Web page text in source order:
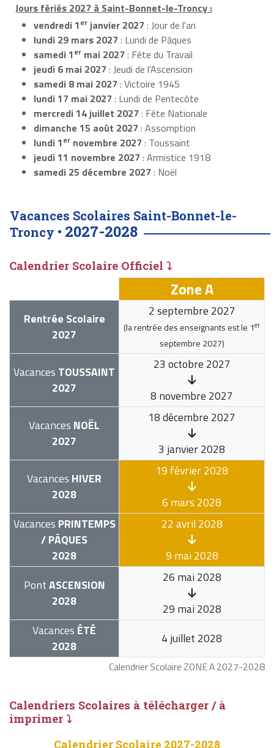
Jours fériés 2027 à Saint-Bonnet-le-Troncy :
vendredi 1er janvier 2027: Jour de l'an
lundi 29 mars 2027: Lundi de Pâques
samedi 1er mai 2027: Fête du Travail
jeudi 6 mai 2027: Jeudi de l'Ascension
samedi 8 mai 2027: Victoire 1945
lundi 17 mai 2027: Lundi de Pentecôte
mercredi 14 juillet 2027: Fête Nationale
dimanche 15 août 2027: Assomption
lundi 1er novembre 2027: Toussaint
jeudi 11 novembre 2027: Armistice 1918
samedi 25 décembre 2027: Noël
Vacances Scolaires Saint-Bonnet-le-
Troncy • 2027-2028
Calendrier Scolaire Officiel ⤵
Calendrier Scolaire ZONE A 2027-2028
Zone A
Rentrée Scolaire
2027
2 septembre 2027
(la rentrée des enseignants est le 1er
septembre 2027)
Vacances TOUSSAINT
2027
23 octobre 2027
8 novembre 2027
Vacances NOËL
2027
18 décembre 2027
3 janvier 2028
Vacances HIVER
2028
19 février 2028
6 mars 2028
Vacances PRINTEMPS
/ PÂQUES
2028
22 avril 2028
9 mai 2028
PontASCENSION
2028
26 mai 2028
29 mai 2028
Vacances ÉTÉ
2028
4 juillet 2028
Calendriers Scolaires à télécharger / à
imprimer ⤵
Calendrier Scolaire 2027-2028